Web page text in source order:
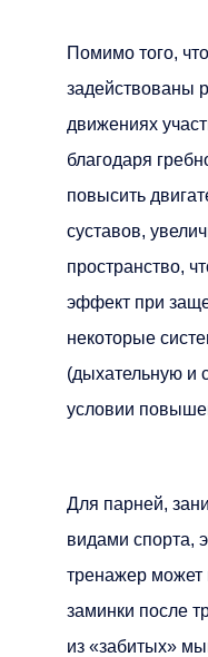
Помимо того,
задействованы
движениях
благодаря
повысить
суставов,
пространство,
эффект при
некоторые
(дыхательную и
условии
Для парней,
видами спорта,
тренажер может
заминки после
из «забитых»